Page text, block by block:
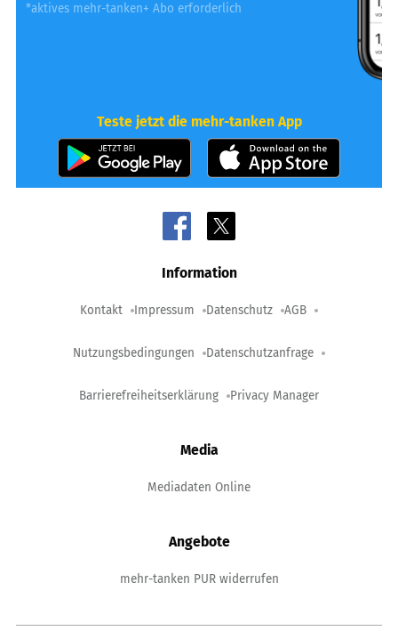
*aktives mehr-tanken+ Abo erforderlich
Teste jetzt die mehr-tanken App
Information
Kontakt Impressum Datenschutz AGB
Nutzungsbedingungen Datenschutzanfrage
Barrierefreiheitserklärung Privacy Manager
Media
Mediadaten Online
Angebote
mehr-tanken PUR widerrufen